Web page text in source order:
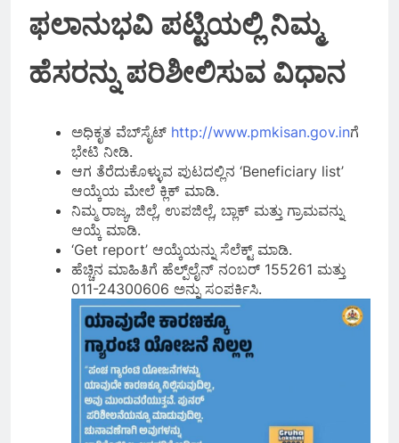
ಫಲಾನುಭವಿ ಪಟ್ಟಿಯಲ್ಲಿ ನಿಮ್ಮ
ಹೆಸರನ್ನು ಪರಿಶೀಲಿಸುವ ವಿಧಾನ
ಅಧಿಕೃತ ವೆಬ್‌ಸೈಟ್‌ http://www.pmkisan.gov.inಗೆ
ಭೇಟಿ ನೀಡಿ.
ಆಗ ತೆರೆದುಕೊಳ್ಳುವ ಪುಟದಲ್ಲಿನ ‘Beneficiary list’
ಆಯ್ಕೆಯ ಮೇಲೆ ಕ್ಲಿಕ್‌ ಮಾಡಿ.
ನಿಮ್ಮ ರಾಜ್ಯ, ಜಿಲ್ಲೆ, ಉಪಜಿಲ್ಲೆ, ಬ್ಲಾಕ್‌ ಮತ್ತು ಗ್ರಾಮವನ್ನು
ಆಯ್ಕೆ ಮಾಡಿ.
‘Get report’ ಆಯ್ಕೆಯನ್ನು ಸೆಲೆಕ್ಟ್‌ ಮಾಡಿ.
ಹೆಚ್ಚಿನ ಮಾಹಿತಿಗೆ ಹೆಲ್ಪ್‌ಲೈನ್‌ ನಂಬರ್‌ 155261 ಮತ್ತು
011-24300606 ಅನ್ನು ಸಂಪರ್ಕಿಸಿ.